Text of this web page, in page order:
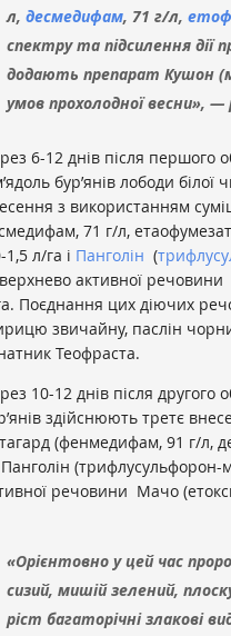
л, десмедифам, 71 г/л,
спектру та підсилення дії
додають препарат Кушон
умов прохолодної весни», —
6-12 днів після першого
бур’янів лободи
з використанням
71 г/л,
1,5 л/га і Панголін (
активної речовини
Поєднання цих діючих
звичайну, паслін
Теофраста.
10-12 днів після другого
здійснюють третє
(фенмедифам, 91 г/л,
(трифлусульфорон-
речовини Мачо
«Орієнтовно у цей час
сизий, мишій зелений,
ріст багаторічні злакові